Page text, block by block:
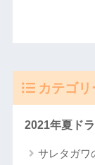
カテゴリ
2021年夏ド
サレタガワ